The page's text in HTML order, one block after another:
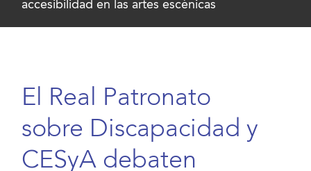
accesibilidad en las artes escénicas
El Real Patronato
sobre Discapacidad y
CESyA debaten